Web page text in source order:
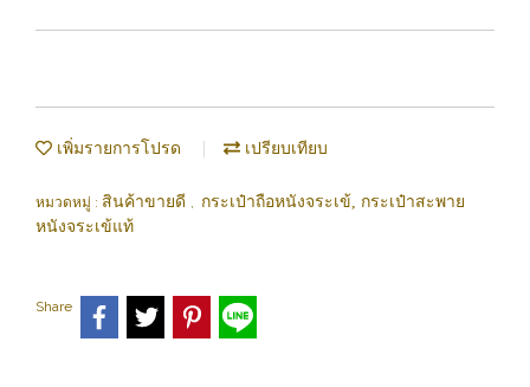
เพิ่มรายการโปรด เปรียบเทียบ
หมวดหมู่ : สินค้าขายดี , กระเป๋าถือหนังจระเข้, กระเป๋าสะพาย
หนังจระเข้แท้
Share